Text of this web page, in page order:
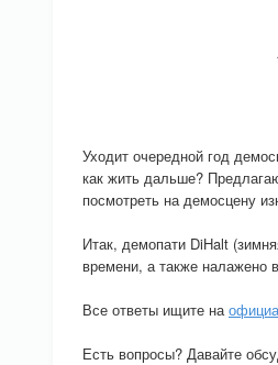
Уходит очередной год
как жить дальше?
посмотреть на демосцену
Итак, демопати DiHalt
времени, а также налажено
Все ответы ищите на
Есть вопросы? Давайте